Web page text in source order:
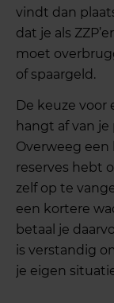
vindt dan
dat je als
moet
of spaargeld.
De keuze voor
hangt af van
Overweeg
reserves hebt
zelf op te
een kortere
betaal je
is verstandig
je eigen